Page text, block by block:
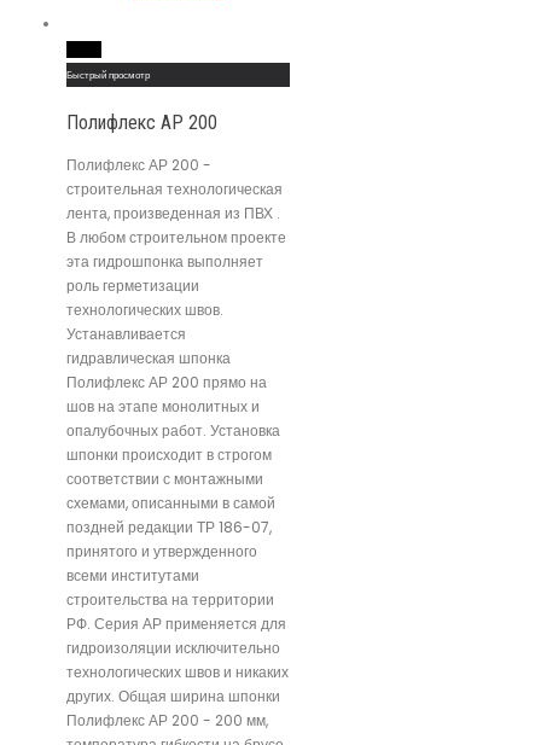
Быстрый просмотр
Полифлекс АР 200
Полифлекс АР 200 -
строительная технологическая
лента, произведенная из ПВХ .
В любом строительном проекте
эта гидрошпонка выполняет
роль герметизации
технологических швов.
Устанавливается
гидравлическая шпонка
Полифлекс АР 200 прямо на
шов на этапе монолитных и
опалубочных работ. Установка
шпонки происходит в строгом
соответствии с монтажными
схемами, описанными в самой
поздней редакции ТР 186-07,
принятого и утвержденного
всеми институтами
строительства на территории
РФ. Серия АР применяется для
гидроизоляции исключительно
технологических швов и никаких
других. Общая ширина шпонки
Полифлекс АР 200 - 200 мм,